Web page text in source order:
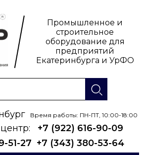
Промышленное и
строительное
оборудование для
предприятий
Екатеринбурга и УрФО
Время работы: ПН-ПТ, 10:00-18:00
+7 (922) 616-90-09
51-27 +7 (343) 380-53-64